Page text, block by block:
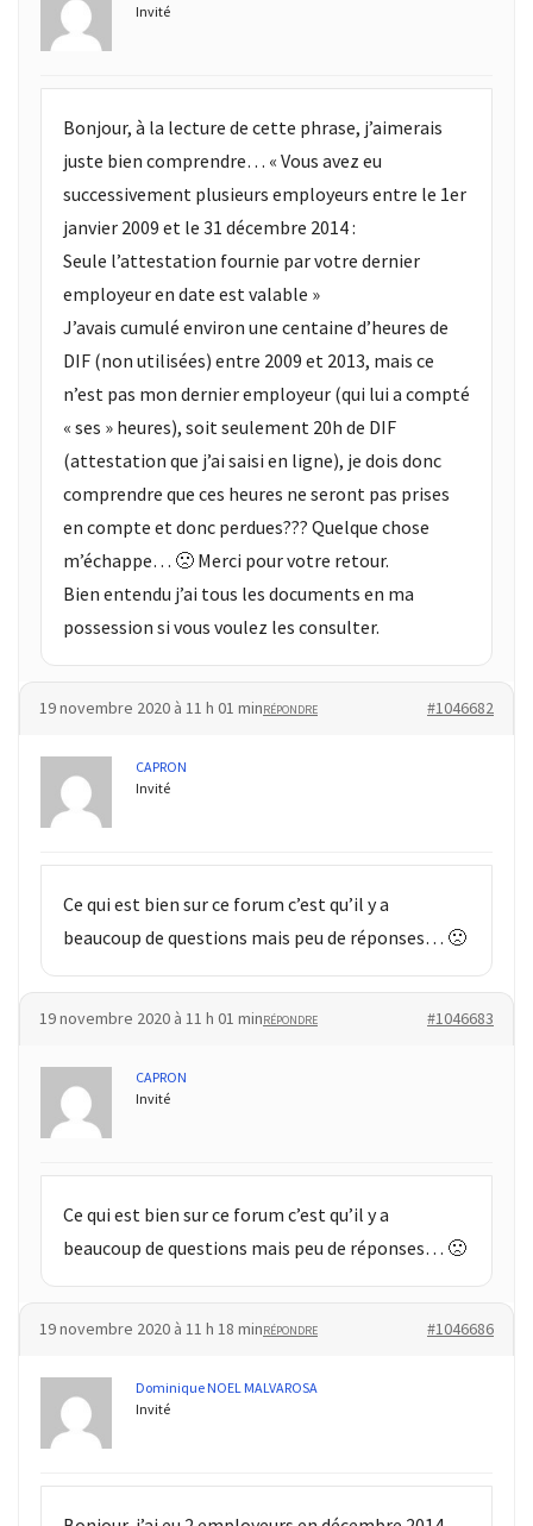
Invité
Bonjour, à la lecture de cette phrase, j’aimerais
juste bien comprendre… « Vous avez eu
successivement plusieurs employeurs entre le 1er
janvier 2009 et le 31 décembre 2014 :
Seule l’attestation fournie par votre dernier
employeur en date est valable »
J’avais cumulé environ une centaine d’heures de
DIF (non utilisées) entre 2009 et 2013, mais ce
n’est pas mon dernier employeur (qui lui a compté
« ses » heures), soit seulement 20h de DIF
(attestation que j’ai saisi en ligne), je dois donc
comprendre que ces heures ne seront pas prises
en compte et donc perdues??? Quelque chose
m’échappe… 🙁 Merci pour votre retour.
Bien entendu j’ai tous les documents en ma
possession si vous voulez les consulter.
19 novembre 2020 à 11 h 01 min #1046682
RÉPONDRE
CAPRON
Invité
Ce qui est bien sur ce forum c’est qu’il y a
beaucoup de questions mais peu de réponses… 🙁
19 novembre 2020 à 11 h 01 min #1046683
RÉPONDRE
CAPRON
Invité
Ce qui est bien sur ce forum c’est qu’il y a
beaucoup de questions mais peu de réponses… 🙁
19 novembre 2020 à 11 h 18 min #1046686
RÉPONDRE
Dominique NOEL MALVAROSA
Invité